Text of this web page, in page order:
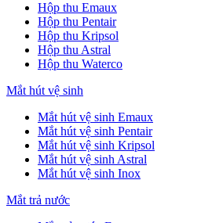
Hộp thu Emaux
Hộp thu Pentair
Hộp thu Kripsol
Hộp thu Astral
Hộp thu Waterco
Mắt hút vệ sinh
Mắt hút vệ sinh Emaux
Mắt hút vệ sinh Pentair
Mắt hút vệ sinh Kripsol
Mắt hút vệ sinh Astral
Mắt hút vệ sinh Inox
Mắt trả nước